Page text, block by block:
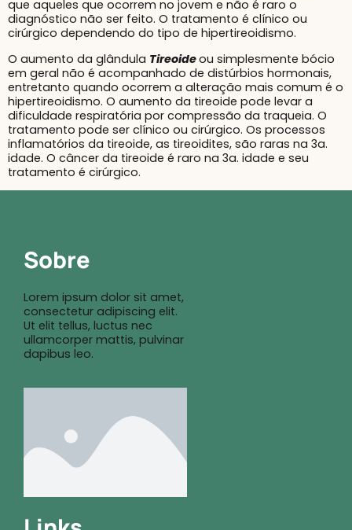
que aqueles que ocorrem no jovem e não é raro o
diagnóstico não ser feito. O tratamento é clínico ou
cirúrgico dependendo do tipo de hipertireoidismo.
O aumento da glândula Tireoideou simplesmente bócio
em geral não é acompanhado de distúrbios hormonais,
entretanto quando ocorrem a alteração mais comum é o
hipertireoidismo. O aumento da tireoide pode levar a
dificuldade respiratória por compressão da traqueia. O
tratamento pode ser clínico ou cirúrgico. Os processos
inflamatórios da tireoide, as tireoidites, são raras na 3a.
idade. O câncer da tireoide é raro na 3a. idade e seu
tratamento é cirúrgico.
Sobre
Lorem ipsum dolor sit amet,
consectetur adipiscing elit.
Ut elit tellus, luctus nec
ullamcorper mattis, pulvinar
dapibus leo.